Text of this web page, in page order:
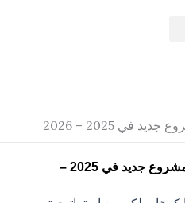
2025 – 2026
كيفية التسويق الإلكتروني لمشروع جديد في 2025 –